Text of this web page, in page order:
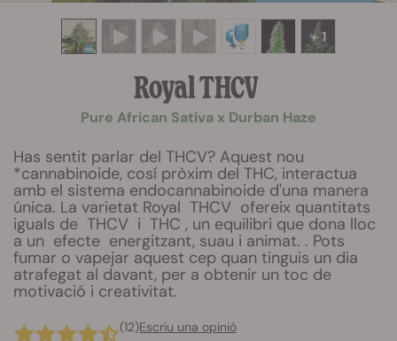
+ 1
Royal THCV
Pure African Sativa x Durban Haze
Has sentit parlar del THCV? Aquest nou
*cannabinoide, cosí pròxim del THC, interactua
amb el sistema endocannabinoide d'una manera
única. La varietat Royal THCV ofereix quantitats
iguals de THCV i THC , un equilibri que dona lloc
a un efecte energitzant, suau i animat. . Pots
fumar o vapejar aquest cep quan tinguis un dia
atrafegat al davant, per a obtenir un toc de
motivació i creativitat.
(12)Escriu una opinió